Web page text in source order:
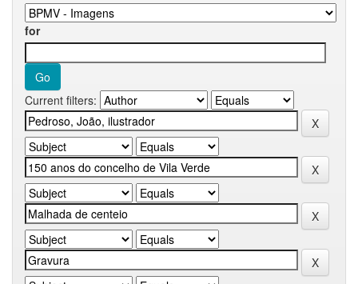
for
Current filters: